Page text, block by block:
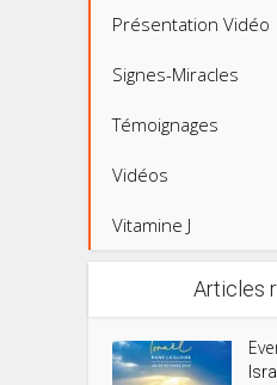
Présentation Vidéo
Signes-Miracles
Témoignages
Vidéos
Vitamine J
Articles